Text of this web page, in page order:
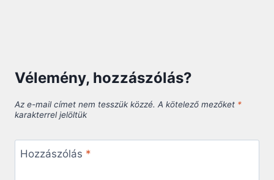
Vélemény, hozzászólás?
Az e-mail címet nem tesszük közzé. A kötelező mezőket *
karakterrel jelöltük
Hozzászólás *